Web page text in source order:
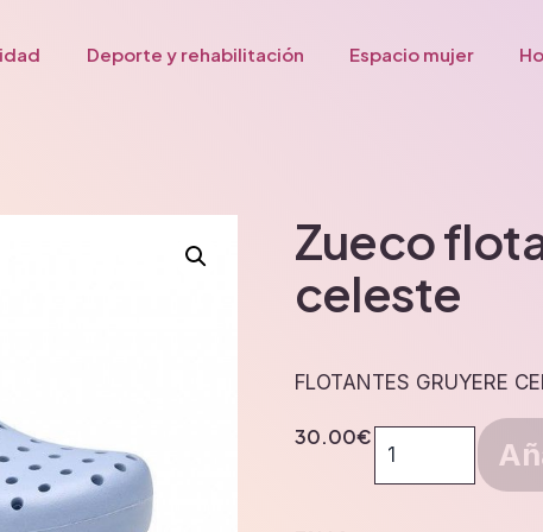
Deporte y rehabilitación Espacio mujer
Zueco
celeste
FLOTANTES GRUYERE
30.00€Zueco
flotantes